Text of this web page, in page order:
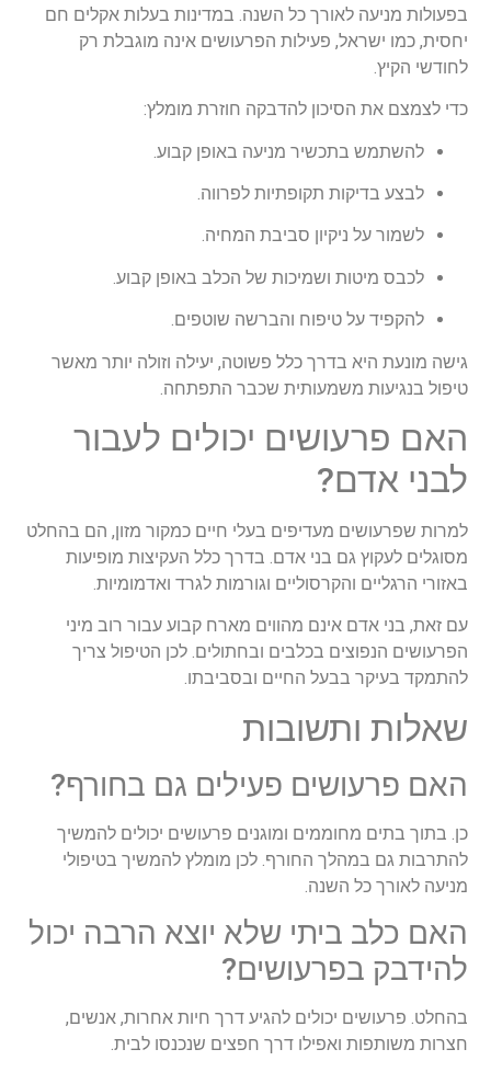
בפעולות מניעה לאורך כל השנה. במדינות בעלות אקלים חם
יחסית, כמו ישראל, פעילות הפרעושים אינה מוגבלת רק
לחודשי הקיץ.
כדי לצמצם את הסיכון להדבקה חוזרת מומלץ:
להשתמש בתכשיר מניעה באופן קבוע.
לבצע בדיקות תקופתיות לפרווה.
לשמור על ניקיון סביבת המחיה.
לכבס מיטות ושמיכות של הכלב באופן קבוע.
להקפיד על טיפוח והברשה שוטפים.
גישה מונעת היא בדרך כלל פשוטה, יעילה וזולה יותר מאשר
טיפול בנגיעות משמעותית שכבר התפתחה.
האם פרעושים יכולים לעבור
לבני אדם?
למרות שפרעושים מעדיפים בעלי חיים כמקור מזון, הם בהחלט
מסוגלים לעקוץ גם בני אדם. בדרך כלל העקיצות מופיעות
באזורי הרגליים והקרסוליים וגורמות לגרד ואדמומיות.
עם זאת, בני אדם אינם מהווים מארח קבוע עבור רוב מיני
הפרעושים הנפוצים בכלבים ובחתולים. לכן הטיפול צריך
להתמקד בעיקר בבעל החיים ובסביבתו.
שאלות ותשובות
האם פרעושים פעילים גם בחורף?
כן. בתוך בתים מחוממים ומוגנים פרעושים יכולים להמשיך
להתרבות גם במהלך החורף. לכן מומלץ להמשיך בטיפולי
מניעה לאורך כל השנה.
האם כלב ביתי שלא יוצא הרבה יכול
להידבק בפרעושים?
בהחלט. פרעושים יכולים להגיע דרך חיות אחרות, אנשים,
חצרות משותפות ואפילו דרך חפצים שנכנסו לבית.